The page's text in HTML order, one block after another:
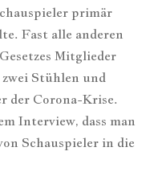
primär
Fast alle anderen
Mitglieder
Stühlen und
der Corona-Krise.
Interview, dass man
Schauspieler in die